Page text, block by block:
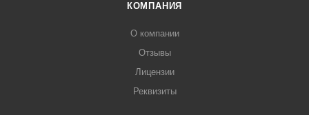
КОМПАНИЯ
О компании
Отзывы
Лицензии
Реквизиты